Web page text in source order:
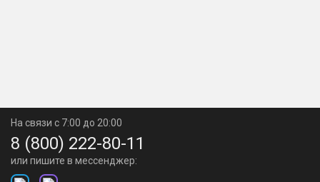
На связи с 7:00 до 20:00
8 (800) 222-80-11
или пишите в мессенджер: